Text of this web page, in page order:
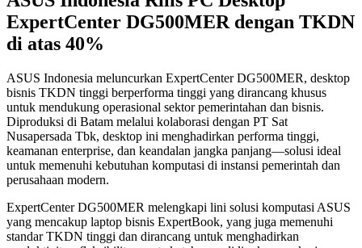
ExpertCenter DG500MER dengan TKDN
di atas 40%
ASUS Indonesia meluncurkan ExpertCenter DG500MER, desktop
bisnis TKDN tinggi berperforma tinggi yang dirancang khusus
untuk mendukung operasional sektor pemerintahan dan bisnis.
Diproduksi di Batam melalui kolaborasi dengan PT Sat
Nusapersada Tbk, desktop ini menghadirkan performa tinggi,
keamanan enterprise, dan keandalan jangka panjang—solusi ideal
untuk memenuhi kebutuhan komputasi di instansi pemerintah dan
perusahaan modern.
ExpertCenter DG500MER melengkapi lini solusi komputasi ASUS
yang mencakup laptop bisnis ExpertBook, yang juga memenuhi
standar TKDN tinggi dan dirancang untuk menghadirkan